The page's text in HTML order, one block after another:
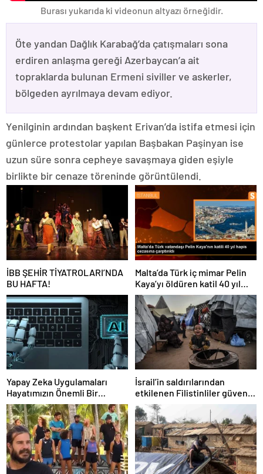
Burası yukarıda ki videonun altyazı örneğidir.
Öte yandan Dağlık Karabağ’da çatışmaları sona
erdiren anlaşma gereği Azerbaycan’a ait
topraklarda bulunan Ermeni siviller ve askerler,
bölgeden ayrılmaya devam ediyor.
Yenilginin ardından başkent Erivan’da istifa etmesi için
günlerce protestolar yapılan Başbakan Paşinyan ise
uzun süre sonra cepheye savaşmaya giden eşiyle
birlikte bir cenaze töreninde görüntülendi.
İBB ŞEHİR TİYATROLARI’NDA
BU HAFTA!
Malta’da Türk iç mimar Pelin
Kaya’yı öldüren katil 40 yıl
hapis cezasına çarptırıldı
Yapay Zeka Uygulamaları
Hayatımızın Önemli Bir
Parçası Haline Geliyor
İsrail’in saldırılarından
etkilenen Filistinliler güvenli
bir yuva arıyor